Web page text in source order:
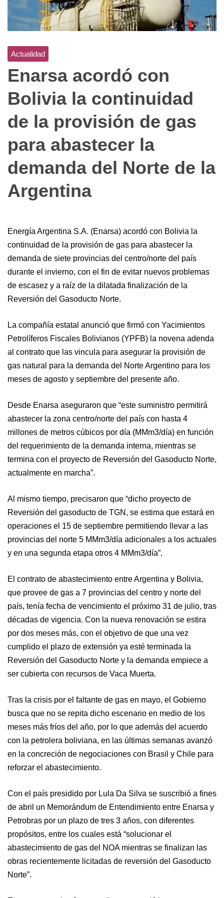
Actualidad
Enarsa acordó con
Bolivia la continuidad
de la provisión de gas
para abastecer la
demanda del Norte de la
Argentina
Energía Argentina S.A. (Enarsa) acordó con Bolivia la
continuidad de la provisión de gas para abastecer la
demanda de siete provincias del centro/norte del país
durante el invierno, con el fin de evitar nuevos problemas
de escasez y a raíz de la dilatada finalización de la
Reversión del Gasoducto Norte.
La compañía estatal anunció que firmó con Yacimientos
Petrolíferos Fiscales Bolivianos (YPFB) la novena adenda
al contrato que las vincula para asegurar la provisión de
gas natural para la demanda del Norte Argentino para los
meses de agosto y septiembre del presente año.
Desde Enarsa aseguraron que “este suministro permitirá
abastecer la zona centro/norte del país con hasta 4
millones de metros cúbicos por día (MMm3/día) en función
del requerimiento de la demanda interna, mientras se
termina con el proyecto de Reversión del Gasoducto Norte,
actualmente en marcha”.
Al mismo tiempo, precisaron que “dicho proyecto de
Reversión del gasoducto de TGN, se estima que estará en
operaciones el 15 de septiembre permitiendo llevar a las
provincias del norte 5 MMm3/día adicionales a los actuales
y en una segunda etapa otros 4 MMm3/día”.
El contrato de abastecimiento entre Argentina y Bolivia,
que provee de gas a 7 provincias del centro y norte del
país, tenía fecha de vencimiento el próximo 31 de julio, tras
décadas de vigencia. Con la nueva renovación se estira
por dos meses más, con el objetivo de que una vez
cumplido el plazo de extensión ya esté terminada la
Reversión del Gasoducto Norte y la demanda empiece a
ser cubierta con recursos de Vaca Muerta.
Tras la crisis por el faltante de gas en mayo, el Gobierno
busca que no se repita dicho escenario en medio de los
meses más fríos del año, por lo que además del acuerdo
con la petrolera boliviana, en las últimas semanas avanzó
en la concreción de negociaciones con Brasil y Chile para
reforzar el abastecimiento.
Con el país presidido por Lula Da Silva se suscribió a fines
de abril un Memorándum de Entendimiento entre Enarsa y
Petrobras por un plazo de tres 3 años, con diferentes
propósitos, entre los cuales está “solucionar el
abastecimiento de gas del NOA mientras se finalizan las
obras recientemente licitadas de reversión del Gasoducto
Norte”.